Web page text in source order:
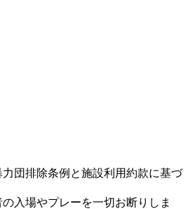
団排除条例と施設利用約款に基づ
入場やプレーを一切お断りしま